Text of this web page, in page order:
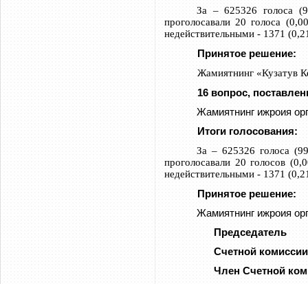
За – 625326 голоса
проголосавали 20 голоса
недействительными - 1371
Принятое решение:
Жамиятнинг «Кузатув
16 вопрос,
Жамиятнинг ижроия
Итоги голосования:
За – 625326 голоса
проголосавали 20 голосов
недействительными - 1371
Принятое решение:
Жамиятнинг ижроия
Председатель
Счетной
Член